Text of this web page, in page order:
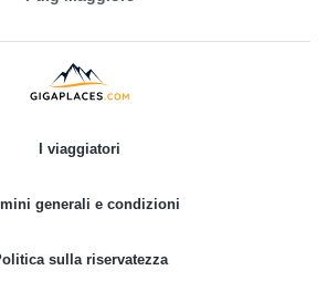
I viaggiatori
generali e condizioni
sulla riservatezza